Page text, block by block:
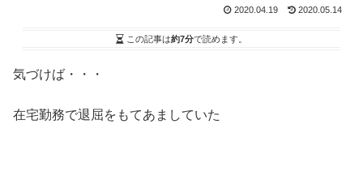
2020.04.19 2020.05.14
この記事は約7分で読めます。
気づけば・・・
在宅勤務で退屈をもてあましていた